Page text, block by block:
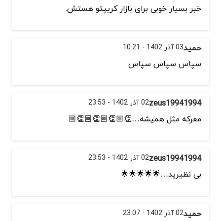
خبر بسیار خوبی برای بازار کریپتو هستش.
حمید03 آذر 1402 - 10:21
سپاس سپاس سپاس
zeus1994199402 آذر 1402 - 23:53
معرکه مثل همیشه…👏🏼👏🏼👏🏼👏🏼
zeus1994199402 آذر 1402 - 23:53
بی نظیرید…🌟🌟🌟🌟🌟
حمید02 آذر 1402 - 23:07